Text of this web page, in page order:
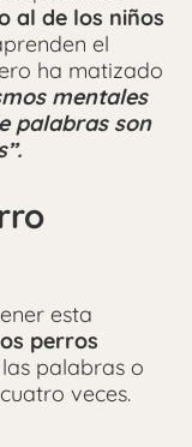
al de los niños
el
ha matizado
mentales
palabras son
esta
perros
palabras o
veces.